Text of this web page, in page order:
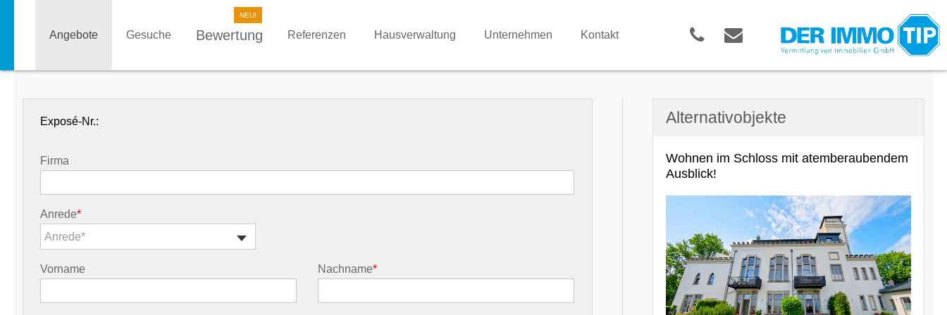
Angebote Gesuche Bewertung Referenzen Hausverwaltung Unternehmen Kontakt
Exposé-Nr.:
Firma
Anrede*
Anrede*
Vorname Nachname*
Alternativobjekte
Wohnen im Schloss mit atemberaubendem
Ausblick!